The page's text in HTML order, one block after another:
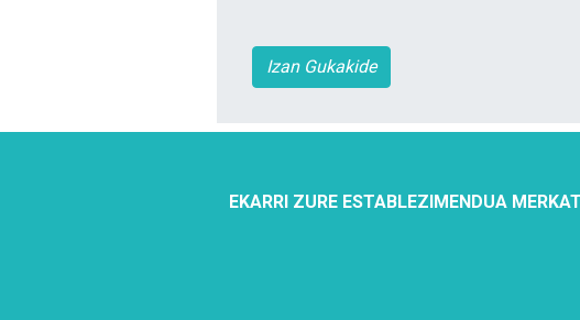
Izan Gukakide
EKARRI ZURE ESTABLEZIMENDUA